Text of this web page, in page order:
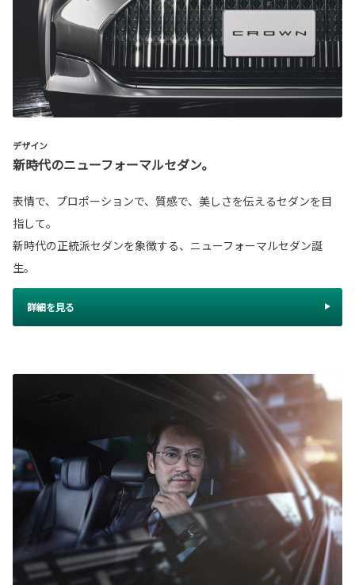
デザイン
新時代のニューフォーマルセダン。
表情で、プロポーションで、質感で、美しさを伝えるセダンを目
指して。
新時代の正統派セダンを象徴する、ニューフォーマルセダン誕
生。
詳細を見る